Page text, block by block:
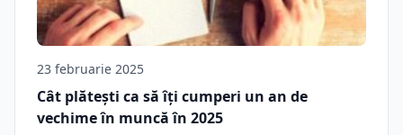
23 februarie 2025
Cât plătești ca să îţi cumperi un an de
vechime în muncă în 2025